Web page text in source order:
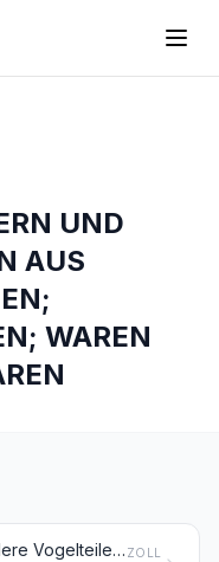
UND
AUS
WAREN
Vogelbälge und andere Vogelteile mit ihren Federn oder Daunen, Federn, Teile von Federn, Daunen und Waren daraus (ausgenommen Waren der Position 0505 und bearbeitete Federspulen und -kiele) ZOLL